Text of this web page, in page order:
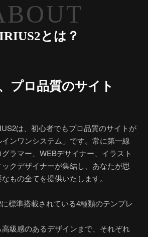
とは？
プロ品質のサイト
は、初心者でもプロ品質のサイトが
ンワンシステム」です。常に第一線
ラマー、WEBデサイナー、イラスト
クデザイナーが集結し、あなたが思
もの全てを提供いたします。
標準搭載されている4種類のテンプレ
級感のあるデザインまで、それぞれ